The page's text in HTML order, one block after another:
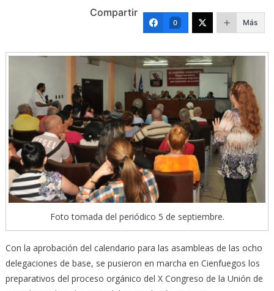
Compartir
0 Más
Foto tomada del periódico 5 de septiembre.
Con la aprobación del calendario para las asambleas de las ocho
delegaciones de base, se pusieron en marcha en Cienfuegos los
preparativos del proceso orgánico del X Congreso de la Unión de